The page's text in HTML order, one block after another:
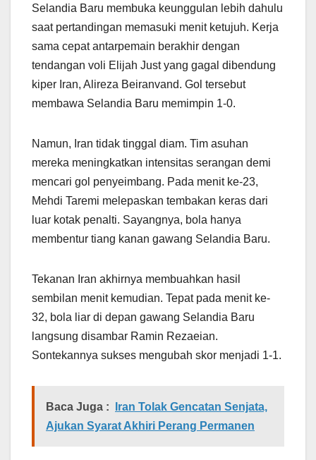
Selandia Baru membuka keunggulan lebih dahulu
saat pertandingan memasuki menit ketujuh. Kerja
sama cepat antarpemain berakhir dengan
tendangan voli Elijah Just yang gagal dibendung
kiper Iran, Alireza Beiranvand. Gol tersebut
membawa Selandia Baru memimpin 1-0.
Namun, Iran tidak tinggal diam. Tim asuhan
mereka meningkatkan intensitas serangan demi
mencari gol penyeimbang. Pada menit ke-23,
Mehdi Taremi melepaskan tembakan keras dari
luar kotak penalti. Sayangnya, bola hanya
membentur tiang kanan gawang Selandia Baru.
Tekanan Iran akhirnya membuahkan hasil
sembilan menit kemudian. Tepat pada menit ke-
32, bola liar di depan gawang Selandia Baru
langsung disambar Ramin Rezaeian.
Sontekannya sukses mengubah skor menjadi 1-1.
Baca Juga :
Iran Tolak Gencatan Senjata,
Ajukan Syarat Akhiri Perang Permanen